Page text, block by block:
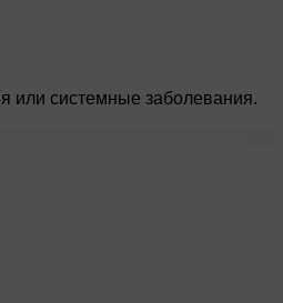
или системные заболевания.